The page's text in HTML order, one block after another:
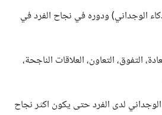
الوجداني) ودوره في نجاح الفرد في
التفوق، التعاون، العلاقات الناجحة،
الوجداني لدى الفرد حتى يكون اكثر نجاح